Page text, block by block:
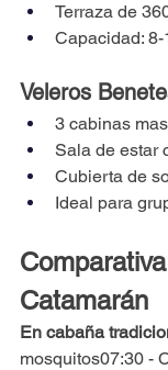
Terraza de
Capacidad:
Veleros
3 cabinas
Sala de estar
Cubierta de
Ideal para
Catamarán
En cabaña
mosquitos07:30 -